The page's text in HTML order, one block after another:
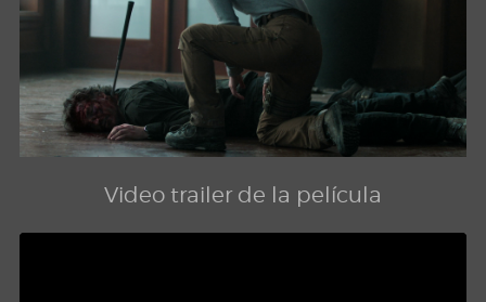
Video trailer de la película